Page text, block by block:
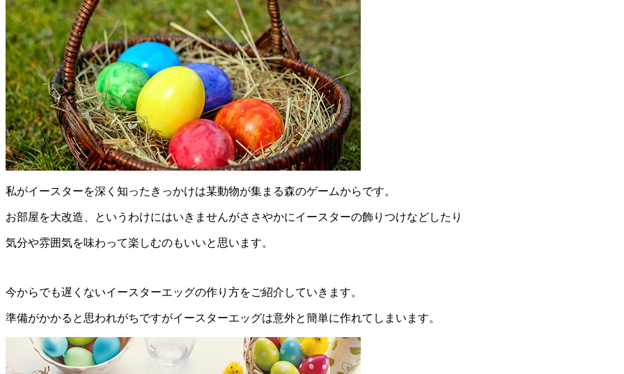
私がイースターを深く知ったきっかけは某動物が集まる森のゲームからです。
お部屋を大改造、というわけにはいきませんがささやかにイースターの飾りつけなどしたり
気分や雰囲気を味わって楽しむのもいいと思います。
今からでも遅くないイースターエッグの作り方をご紹介していきます。
準備がかかると思われがちですがイースターエッグは意外と簡単に作れてしまいます。